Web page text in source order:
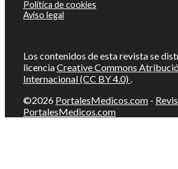
Política de cookies
Aviso legal
Los contenidos de esta revista se
licenciaCreative Commons
Internacional (CC BY 4.0) .
©2026 PortalesMedicos.com -
PortalesMedicos.com